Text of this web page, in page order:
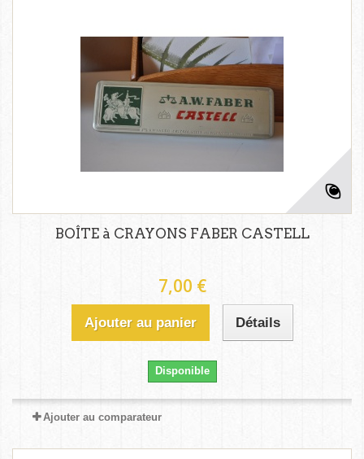
BOÎTE à CRAYONS FABER CASTELL
7,00 €
Ajouter au panier Détails
Disponible
Ajouter au comparateur